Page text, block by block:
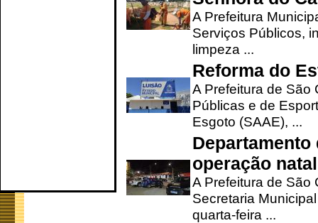
A Prefeitura
Serviços Públicos,
limpeza ...
Reforma do
A Prefeitura de São
Públicas e de
Esgoto (SAAE), ...
operação
A Prefeitura de São
Secretaria
quarta-feira ...